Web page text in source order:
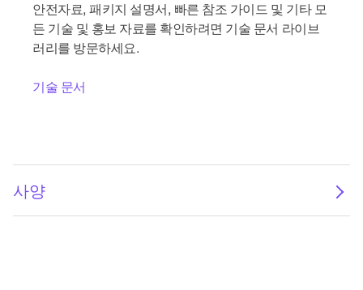
안전자료, 패키지 설명서, 빠른 참조 가이드 및 기타 모
든 기술 및 홍보 자료를 확인하려면 기술 문서 라이브
러리를 방문하세요.
기술 문서
사양